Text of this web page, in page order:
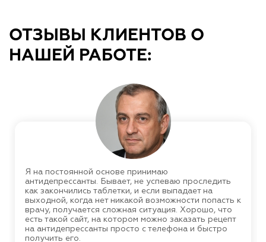
ОТЗЫВЫ КЛИЕНТОВ О
НАШЕЙ РАБОТЕ:
Я на постоянной основе принимаю
антидепрессанты. Бывает, не успеваю проследить
как закончились таблетки, и если выпадает на
выходной, когда нет никакой возможности попасть к
врачу, получается сложная ситуация. Хорошо, что
есть такой сайт, на котором можно заказать рецепт
на антидепрессанты просто с телефона и быстро
получить его.